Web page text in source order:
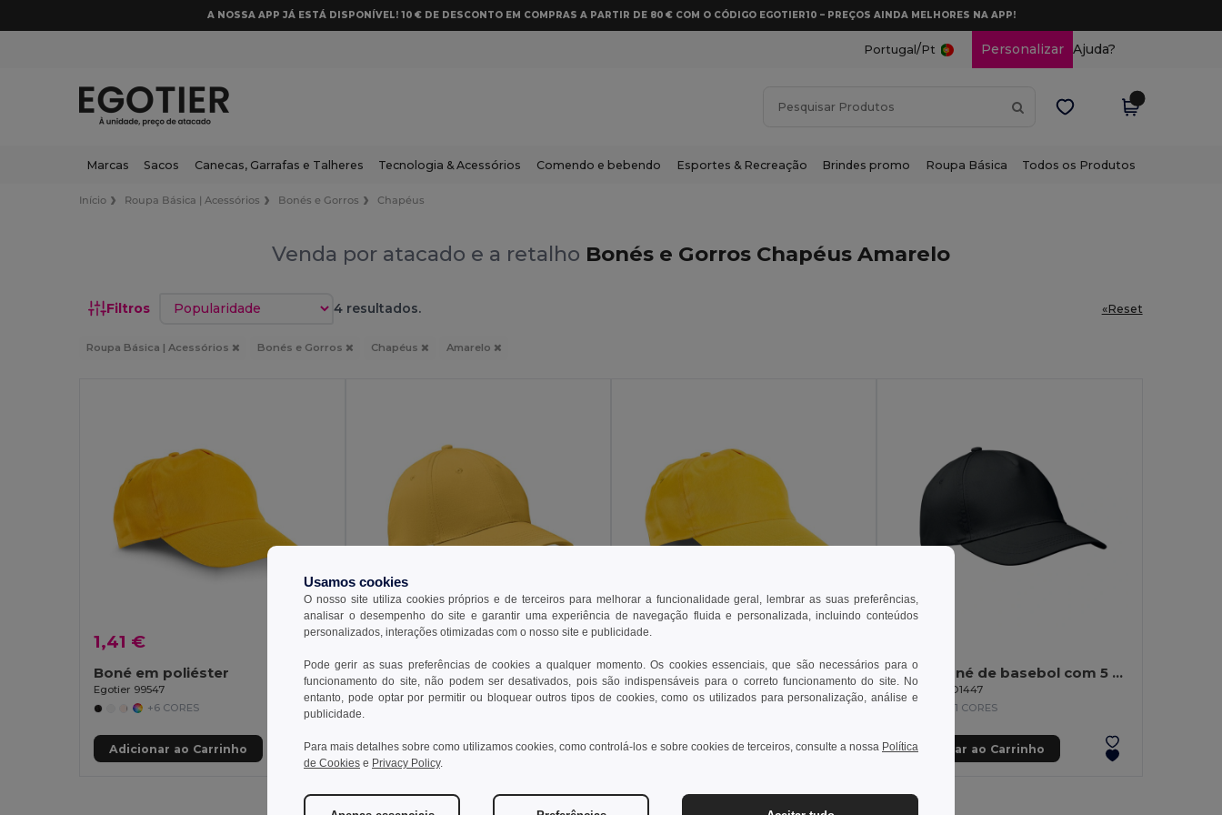
A NOSSA APP JÁ ESTÁ DISPONÍVEL! 10 € DE DESCONTO EM COMPRAS A PARTIR DE 80 € COM O CÓDIGO EGOTIER10 – PREÇOS AINDA MELHORES NA APP!
Portugal /Pt Personalizar Ajuda?
Marcas Sacos Canecas, Garrafas e Talheres Tecnologia & Acessórios Comendo e bebendo Esportes & Recreação Brindes promo Roupa Básica Todos os Produtos
Início Roupa Básica | Acessórios Bonés e Gorros Chapéus
Venda por atacado e a retalho Bonés e Gorros Chapéus Amarelo
Filtros Classificar por 4 resultados. «Reset
Roupa Básica | Acessórios Bonés e Gorros Chapéus Amarelo
1,41 €
Boné em poliéster
Egotier 99547
+6 CORES
Adicionar ao Carrinho
2,48 €
BASIE Bone de baseball com 6 paineis
GiftRetail MO8834
Adicionar ao Carrinho
1,96 €
Boné 100% algodão
Egotier 99029
Adicionar ao Carrinho
BUZZ Boné de basebol com 5 painéis
GiftRetail MO1447
+11 CORES
Adicionar ao Carrinho
Usamos cookies
O nosso site utiliza cookies próprios e de terceiros para melhorar a funcionalidade geral, lembrar as suas preferências,
analisar o desempenho do site e garantir uma experiência de navegação fluida e personalizada, incluindo conteúdos
personalizados, interações otimizadas com o nosso site e publicidade.
Pode gerir as suas preferências de cookies a qualquer momento. Os cookies essenciais, que são necessários para o
funcionamento do site, não podem ser desativados, pois são indispensáveis para o correto funcionamento do site. No
entanto, pode optar por permitir ou bloquear outros tipos de cookies, como os utilizados para personalização, análise e
publicidade.
Para mais detalhes sobre como utilizamos cookies, como controlá-los e sobre cookies de terceiros, consulte a nossa Política
de Cookies e Privacy Policy.